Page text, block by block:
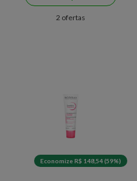
2 ofertas
Economize R$ 148,54 (59%)